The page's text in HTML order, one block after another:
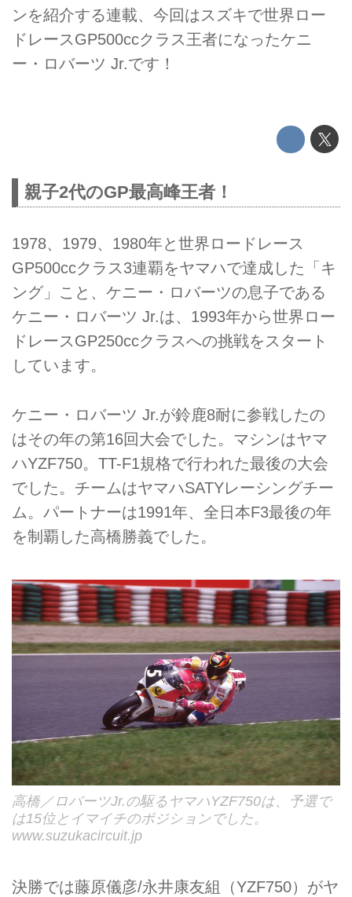
ンを紹介する連載、今回はスズキで世界ロー
ドレースGP500ccクラス王者になったケニ
ー・ロバーツ Jr.です！
親子2代のGP最高峰王者！
1978、1979、1980年と世界ロードレース
GP500ccクラス3連覇をヤマハで達成した「キ
ング」こと、ケニー・ロバーツの息子である
ケニー・ロバーツ Jr.は、1993年から世界ロー
ドレースGP250ccクラスへの挑戦をスタート
しています。
ケニー・ロバーツ Jr.が鈴鹿8耐に参戦したの
はその年の第16回大会でした。マシンはヤマ
ハYZF750。TT-F1規格で行われた最後の大会
でした。チームはヤマハSATYレーシングチー
ム。パートナーは1991年、全日本F3最後の年
を制覇した高橋勝義でした。
高橋／ロバーツJr.の駆るヤマハYZF750は、予選で
は15位とイマイチのポジションでした。
www.suzukacircuit.jp
決勝では藤原儀彦/永井康友組（YZF750）がヤ